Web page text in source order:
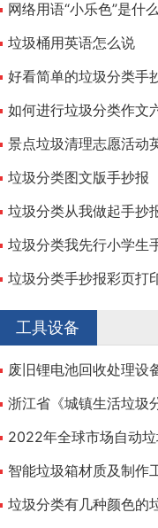
网络用语“小乐色”是什
垃圾桶用英语怎么说
好看简单的垃圾分类手
如何进行垃圾分类作文
景点垃圾清理志愿活动
垃圾分类图文版手抄报
垃圾分类从我做起手抄
垃圾分类我先行小学生
垃圾分类手抄报彩页打
工具设备
废旧锂电池回收处理设
2022年全球市场自动
智能垃圾箱材质及制作
垃圾分类有几种颜色的